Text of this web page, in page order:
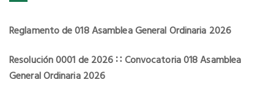
Reglamento de 018 Asamblea General Ordinaria 2026
Resolución 0001 de 2026 ∷ Convocatoria 018 Asamblea
General Ordinaria 2026